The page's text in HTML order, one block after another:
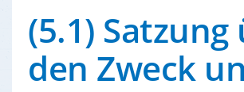
(5.1) Satzung
den Zweck